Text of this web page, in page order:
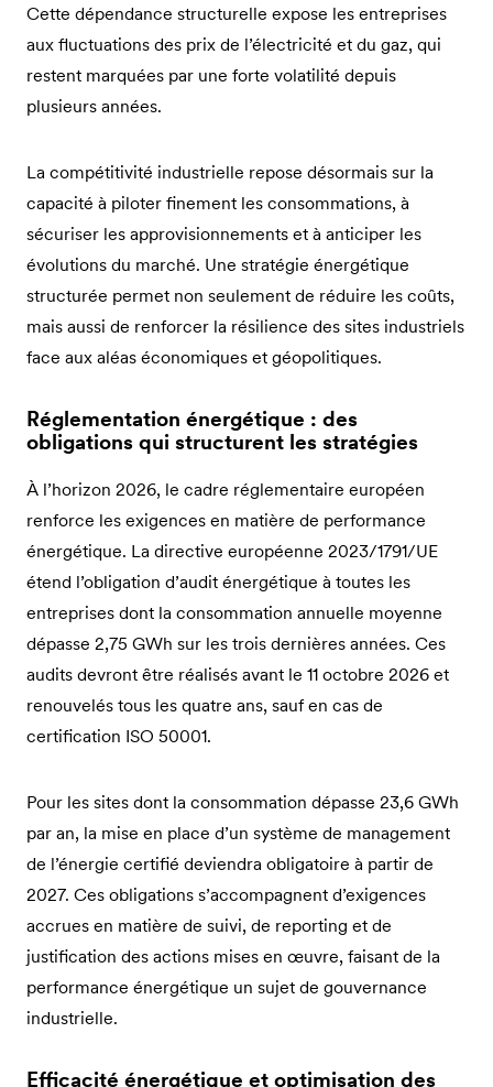
Cette dépendance structurelle expose les entreprises
aux fluctuations des prix de l’électricité et du gaz, qui
restent marquées par une forte volatilité depuis
plusieurs années.
La compétitivité industrielle repose désormais sur la
capacité à piloter finement les consommations, à
sécuriser les approvisionnements et à anticiper les
évolutions du marché. Une stratégie énergétique
structurée permet non seulement de réduire les coûts,
mais aussi de renforcer la résilience des sites industriels
face aux aléas économiques et géopolitiques.
Réglementation énergétique : des
obligations qui structurent les stratégies
À l’horizon 2026, le cadre réglementaire européen
renforce les exigences en matière de performance
énergétique. La directive européenne 2023/1791/UE
étend l’obligation d’audit énergétique à toutes les
entreprises dont la consommation annuelle moyenne
dépasse 2,75 GWh sur les trois dernières années. Ces
audits devront être réalisés avant le 11 octobre 2026 et
renouvelés tous les quatre ans, sauf en cas de
certification ISO 50001.
Pour les sites dont la consommation dépasse 23,6 GWh
par an, la mise en place d’un système de management
de l’énergie certifié deviendra obligatoire à partir de
2027. Ces obligations s’accompagnent d’exigences
accrues en matière de suivi, de reporting et de
justification des actions mises en œuvre, faisant de la
performance énergétique un sujet de gouvernance
industrielle.
Efficacité énergétique et optimisation des